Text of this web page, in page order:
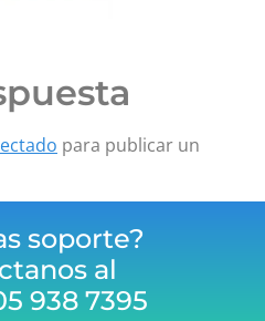
para publicar un
soporte?
al
938 7395